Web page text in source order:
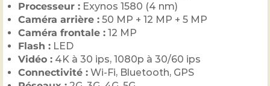
Processeur : Exynos 1580 (4 nm)
Caméra arrière : 50 MP + 12 MP + 5 MP
Caméra frontale : 12 MP
Flash : LED
Vidéo : 4K à 30 ips, 1080p à 30/60 ips
Connectivité : Wi-Fi, Bluetooth, GPS